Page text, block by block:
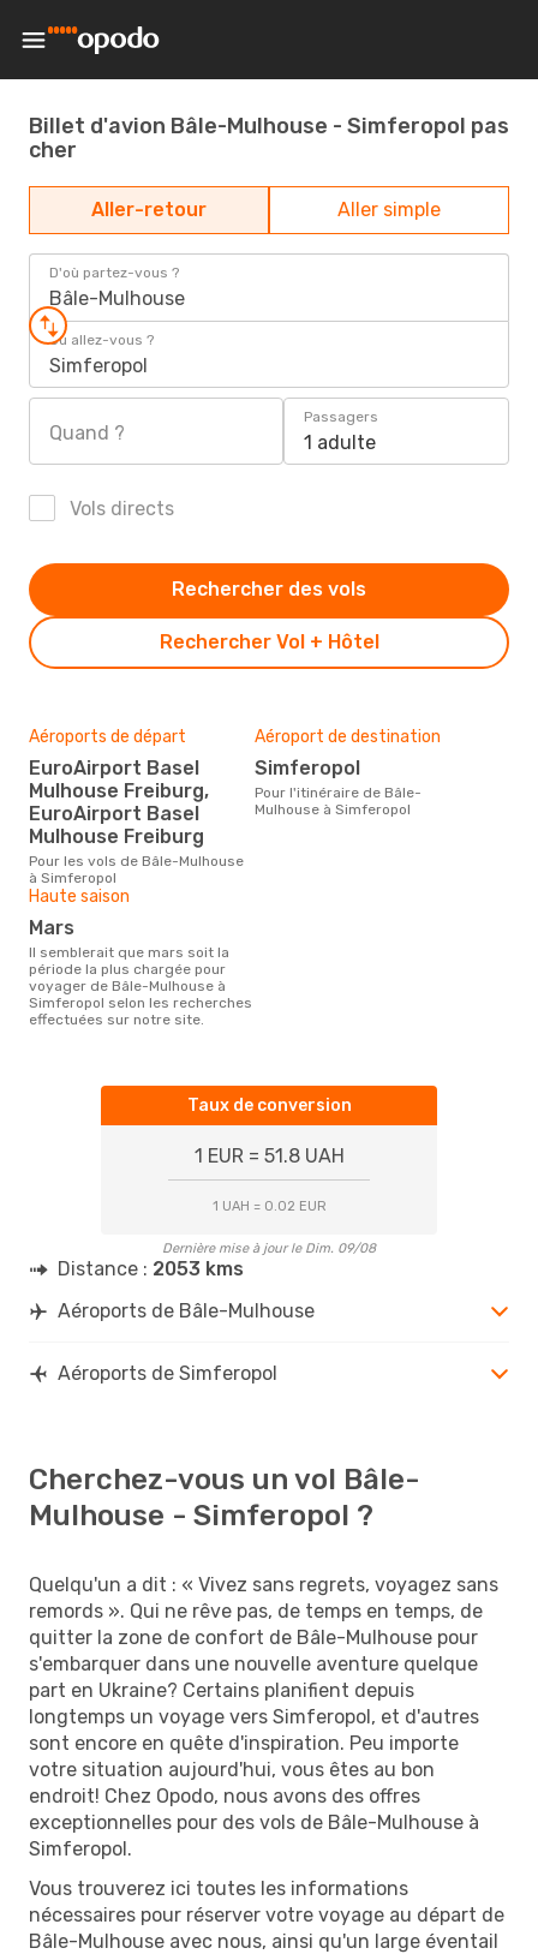
Billet d'avion Bâle-Mulhouse - Simferopol pas
cher
Aller-retour Aller simple
D'où partez-vous ?
Bâle-Mulhouse
Où allez-vous ?
Simferopol
Quand ?
Passagers
1 adulte
Vols directs
Rechercher Vol + Hôtel
Rechercher des vols
Aéroports de départ
EuroAirport Basel
Mulhouse Freiburg,
EuroAirport Basel
Mulhouse Freiburg
Pour les vols de Bâle-Mulhouse
à Simferopol
Aéroport de destination
Simferopol
Pour l'itinéraire de Bâle-
Mulhouse à Simferopol
Haute saison
mars
Il semblerait que mars soit la
période la plus chargée pour
voyager de Bâle-Mulhouse à
Simferopol selon les recherches
effectuées sur notre site.
Taux de conversion
1 EUR = 51.8 UAH
1 UAH = 0.02 EUR
Dernière mise à jour le Dim. 09/08
Distance : 2053 kms
Aéroports de Bâle-Mulhouse
Aéroports de Simferopol
Cherchez-vous un vol Bâle-
Mulhouse - Simferopol ?
Quelqu'un a dit : « Vivez sans regrets, voyagez sans
remords ». Qui ne rêve pas, de temps en temps, de
quitter la zone de confort de Bâle-Mulhouse pour
s'embarquer dans une nouvelle aventure quelque
part en Ukraine? Certains planifient depuis
longtemps un voyage vers Simferopol, et d'autres
sont encore en quête d'inspiration. Peu importe
votre situation aujourd'hui, vous êtes au bon
endroit! Chez Opodo, nous avons des offres
exceptionnelles pour des vols de Bâle-Mulhouse à
Simferopol.
Vous trouverez ici toutes les informations
nécessaires pour réserver votre voyage au départ de
Bâle-Mulhouse avec nous, ainsi qu'un large éventail